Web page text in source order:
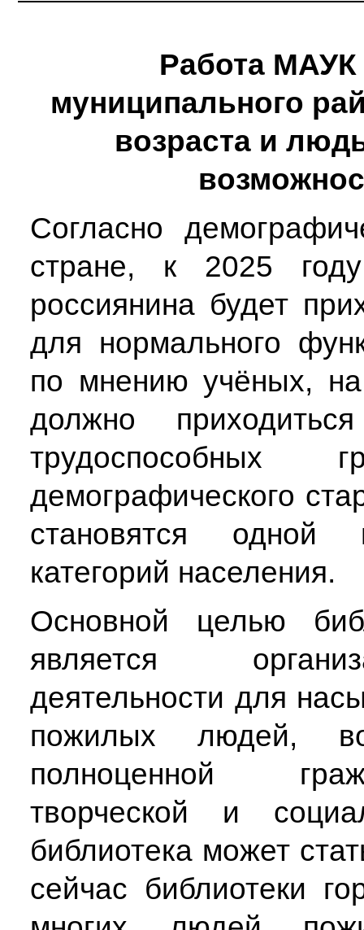
Работа
муниципального
возраста и
Согласно
стране, к 2025
россиянина будет
для нормального
по мнению учёных,
должно
демографического
становятся одной
категорий населения.
Основной целью
является
деятельности для
пожилых людей,
полноценной
творческой и
библиотека может
сейчас библиотеки